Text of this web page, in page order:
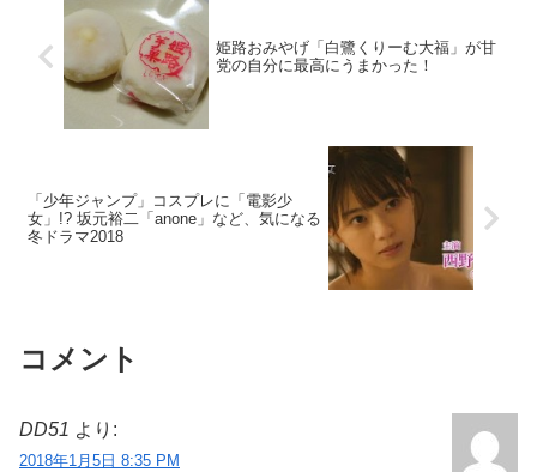
姫路おみやげ「白鷺くりーむ大福」が甘
党の自分に最高にうまかった！
「少年ジャンプ」コスプレに「電影少
女」!? 坂元裕二「anone」など、気になる
冬ドラマ2018
コメント
DD51 より:
2018年1月5日 8:35 PM